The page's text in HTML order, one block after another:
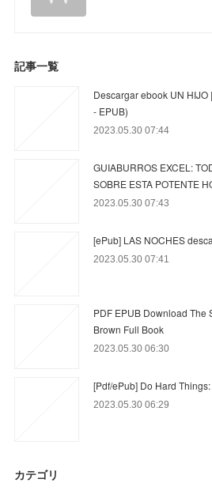
記事一覧
Descargar ebook UN
- EPUB)
2023.05.30 07:44
GUIABURROS EXCEL:
SOBRE ESTA POTENTE
2023.05.30 07:43
[ePub] LAS NOCHES
2023.05.30 07:41
PDF EPUB Download The
Brown Full Book
2023.05.30 06:30
[Pdf/ePub] Do Hard
2023.05.30 06:29
カテゴリ